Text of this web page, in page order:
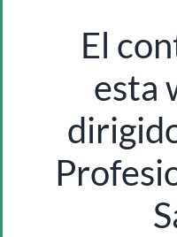
estetoscopio
Inicia sesión como
El
esta